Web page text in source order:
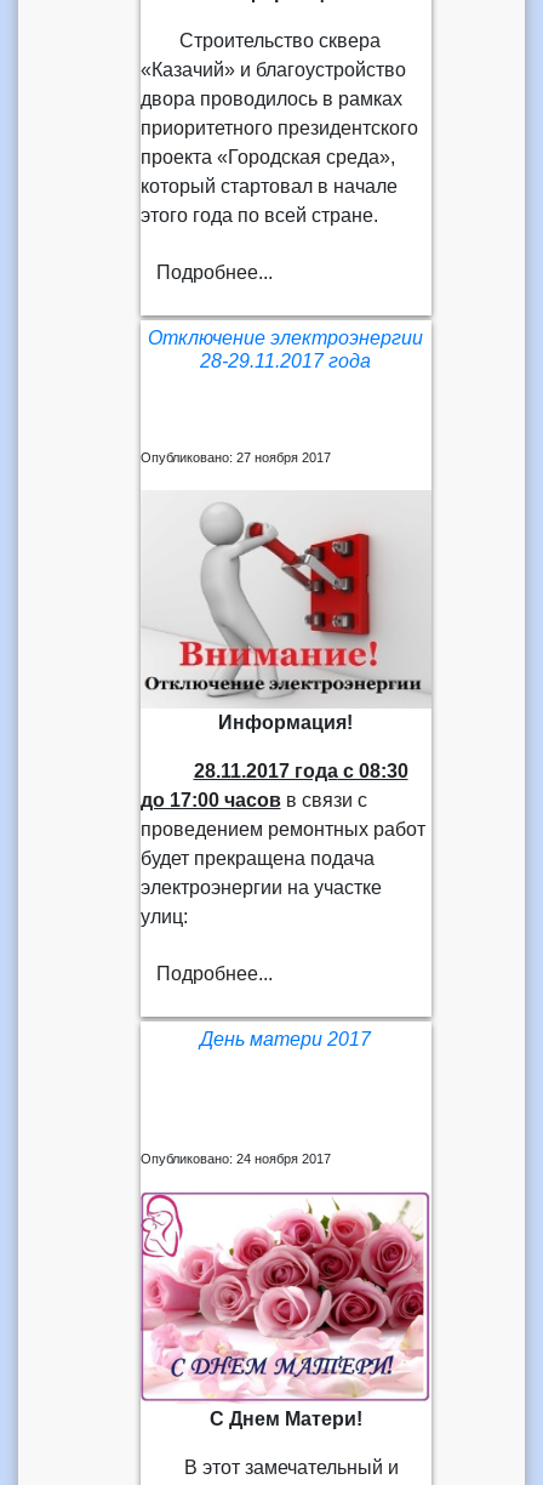
Строительство сквера
«Казачий» и благоустройство
двора проводилось в рамках
приоритетного президентского
проекта «Городская среда»,
который стартовал в начале
этого года по всей стране.
Подробнее...
Отключение электроэнергии
28-29.11.2017 года
Опубликовано: 27 ноября 2017
Информация!
28.11.2017 годас 08:30
до 17:00 часовв связи с
проведением ремонтных работ
будет прекращена подача
электроэнергии на участке
улиц:
Подробнее...
День матери 2017
Опубликовано: 24 ноября 2017
С Днем Матери!
В этот замечательный и